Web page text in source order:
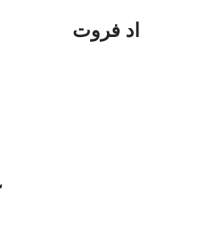
اد فروت